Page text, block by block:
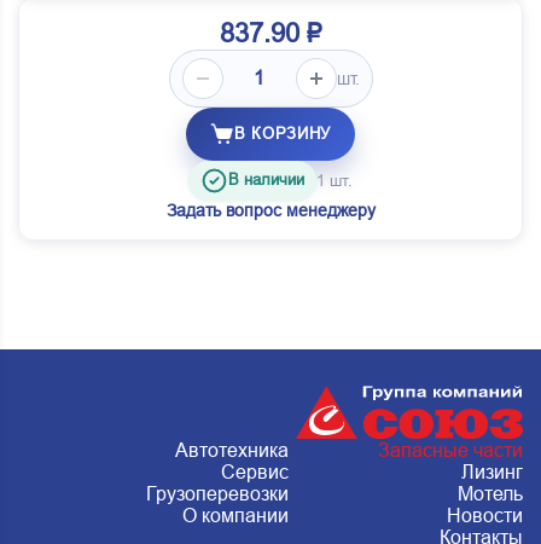
837.90 ₽
шт.
В КОРЗИНУ
В наличии 1 шт.
Задать вопрос менеджеру
Автотехника
Запасные части
Сервис
Лизинг
Грузоперевозки
Мотель
О компании
Новости
Контакты